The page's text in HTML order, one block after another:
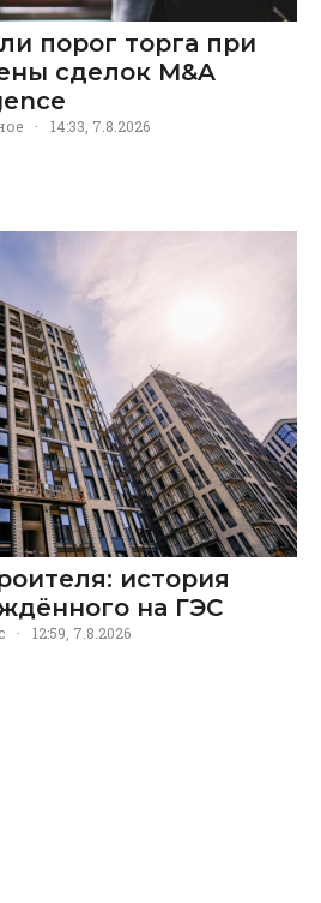
порог торга при
сделок M&A
· 14:33, 7.8.2026
история
на ГЭС
· 12:59, 7.8.2026